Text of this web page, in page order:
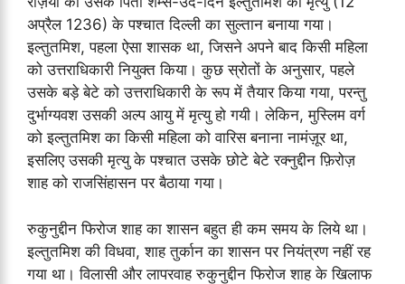
अप्रैल 1236) के पश्चात दिल्ली का सुल्तान बनाया गया।
इल्तुतमिश, पहला ऐसा शासक था, जिसने अपने बाद किसी महिला
को उत्तराधिकारी नियुक्त किया। कुछ स्रोतों के अनुसार, पहले
उसके बड़े बेटे को उत्तराधिकारी के रूप में तैयार किया गया, परन्तु
दुर्भाग्यवश उसकी अल्प आयु में मृत्यु हो गयी। लेकिन, मुस्लिम वर्ग
को इल्तुतमिश का किसी महिला को वारिस बनाना नामंज़ूर था,
इसलिए उसकी मृत्यु के पश्चात उसके छोटे बेटे रक्नुद्दीन फ़िरोज़
शाह को राजसिंहासन पर बैठाया गया।
रुकुनुद्दीन फिरोज शाह का शासन बहुत ही कम समय के लिये था।
इल्तुतमिश की विधवा, शाह तुर्कान का शासन पर नियंत्रण नहीं रह
गया था। विलासी और लापरवाह रुकुनुद्दीन फिरोज शाह के खिलाफ